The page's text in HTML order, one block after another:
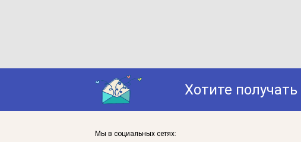
Хотите получать
Мы в социальных сетях: